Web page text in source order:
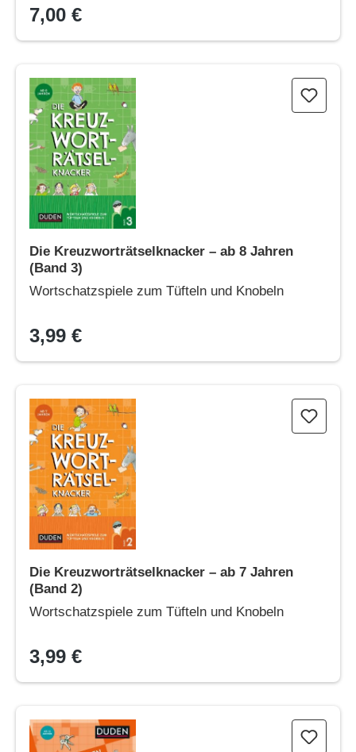
7,00 €
Die Kreuzworträtselknacker – ab 8 Jahren (Band 3)
Die Kreuzworträtselknacker – ab 8 Jahren
(Band 3)
Wortschatzspiele zum Tüfteln und Knobeln
3,99 €
Die Kreuzworträtselknacker – ab 7 Jahren (Band 2)
Die Kreuzworträtselknacker – ab 7 Jahren
(Band 2)
Wortschatzspiele zum Tüfteln und Knobeln
3,99 €
Die superdicken Kreuzworträtselknacker – ab 12 Jahren